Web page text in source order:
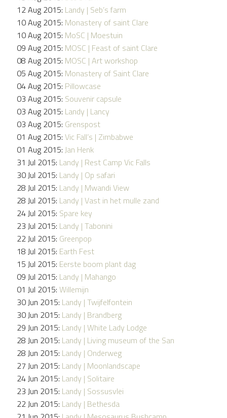
12 Aug 2015: Landy | Seb’s farm
10 Aug 2015: Monastery of saint Clare
10 Aug 2015: MoSC | Moestuin
09 Aug 2015: MOSC | Feast of saint Clare
08 Aug 2015: MOSC | Art workshop
05 Aug 2015: Monastery of Saint Clare
04 Aug 2015: Pillowcase
03 Aug 2015: Souvenir capsule
03 Aug 2015: Landy | Lancy
03 Aug 2015: Grenspost
01 Aug 2015: Vic Fall’s | Zimbabwe
01 Aug 2015: Jan Henk
31 Jul 2015: Landy | Rest Camp Vic Falls
30 Jul 2015: Landy | Op safari
28 Jul 2015: Landy | Mwandi View
28 Jul 2015: Landy | Vast in het mulle zand
24 Jul 2015: Spare key
23 Jul 2015: Landy | Tabonini
22 Jul 2015: Greenpop
18 Jul 2015: Earth Fest
15 Jul 2015: Eerste boom plant dag
09 Jul 2015: Landy | Mahango
01 Jul 2015: Willemijn
30 Jun 2015: Landy | Twijfelfontein
30 Jun 2015: Landy | Brandberg
29 Jun 2015: Landy | White Lady Lodge
28 Jun 2015: Landy | Living museum of the San
28 Jun 2015: Landy | Onderweg
27 Jun 2015: Landy | Moonlandscape
24 Jun 2015: Landy | Solitaire
23 Jun 2015: Landy | Sossusvlei
22 Jun 2015: Landy | Bethesda